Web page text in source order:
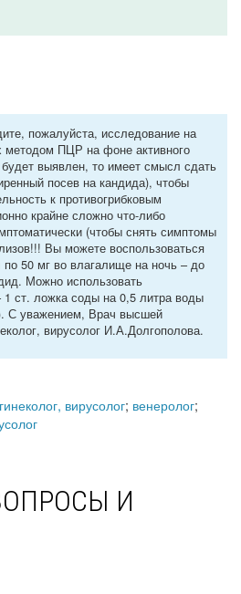
пожалуйста, исследование на
методом ПЦР на фоне активного
выявлен, то имеет смысл сдать
посев на кандида), чтобы
к противогрибковым
крайне сложно что-либо
(чтобы снять симптомы
Вы можете воспользоваться
по 50 мг во влагалище на ночь – до
Можно использовать
1 ст. ложка соды на 0,5 литра воды
С уважением, Врач высшей
вирусолог И.А.Долгополова.
вирусолог; венеролог;
И